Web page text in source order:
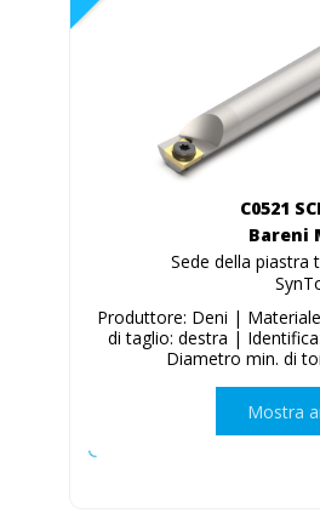
C0521
Bareni
Sede della piastra
Produttore: Deni |
di taglio: destra |
Diametro min. di
Mostra